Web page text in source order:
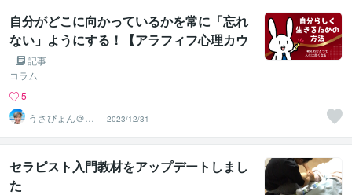
自分がどこに向かっているかを常に「忘れ
ない」ようにする！【アラフィフ心理カウ
ンセラー「うさぴょん」のココナラ電話相
談】
記事
コラム
5
うさぴょん＠癒
し系アラフィフ
心寄り添い人
2023/12/31
セラピスト入門教材をアップデートしまし
た